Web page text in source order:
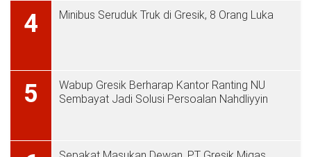
4 Minibus Seruduk Truk di Gresik, 8 Orang Luka
5
Wabup Gresik Berharap Kantor Ranting NU
Sembayat Jadi Solusi Persoalan Nahdliyyin